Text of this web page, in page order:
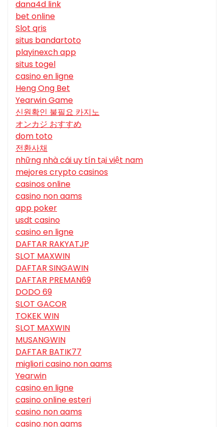
dana4d link
bet online
Slot qris
situs bandartoto
playinexch app
situs togel
casino en ligne
Heng Ong Bet
Yearwin Game
신원확인 불필요 카지노
オンカジ おすすめ
dom toto
전환사채
những nhà cái uy tín tại việt nam
mejores crypto casinos
casinos online
casino non aams
app poker
usdt casino
casino en ligne
DAFTAR RAKYATJP
SLOT MAXWIN
DAFTAR SINGAWIN
DAFTAR PREMAN69
DODO 69
SLOT GACOR
TOKEK WIN
SLOT MAXWIN
MUSANGWIN
DAFTAR BATIK77
migliori casino non aams
Yearwin
casino en ligne
casino online esteri
casino non aams
casino non aams